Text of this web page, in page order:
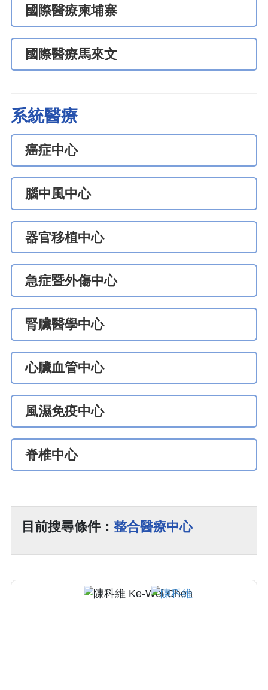
國際醫療柬埔寨
國際醫療馬來文
系統醫療
癌症中心
腦中風中心
器官移植中心
急症暨外傷中心
腎臟醫學中心
心臟血管中心
風濕免疫中心
脊椎中心
目前搜尋條件： 整合醫療中心